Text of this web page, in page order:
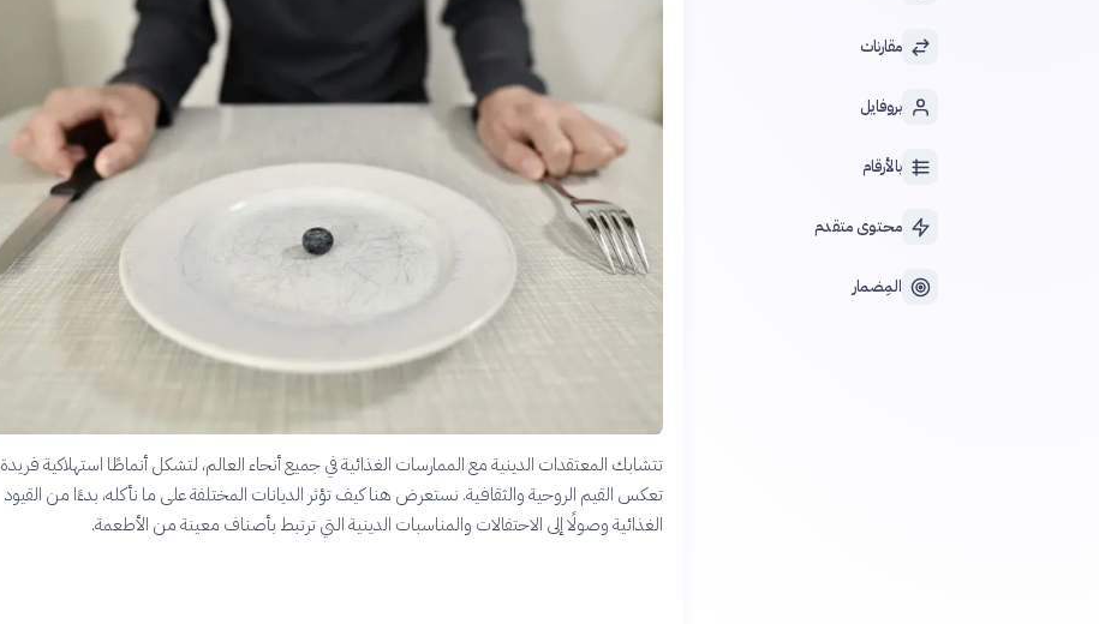
مقارنات
بروفايل
بالأرقام
محتوى متقدم
المِضمار
تتشابك المعتقدات الدينية مع الممارسات الغذائية في جميع أنحاء العالم، لتشكل أنماطًا استهلاكية فريدة
تعكس القيم الروحية والثقافية. نستعرض هنا كيف تؤثر الديانات المختلفة على ما نأكله، بدءًا من القيود
الغذائية وصولًا إلى الاحتفالات والمناسبات الدينية التي ترتبط بأصناف معينة من الأطعمة.